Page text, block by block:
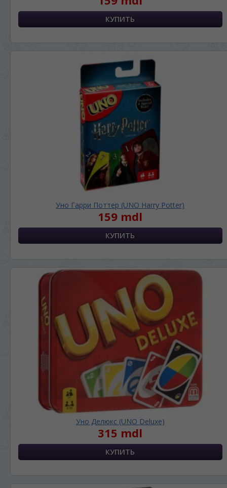
Уно Гарри Поттер (UNO Harry Potter)
159 mdl
Уно Делюкс (UNO Deluxe)
315 mdl